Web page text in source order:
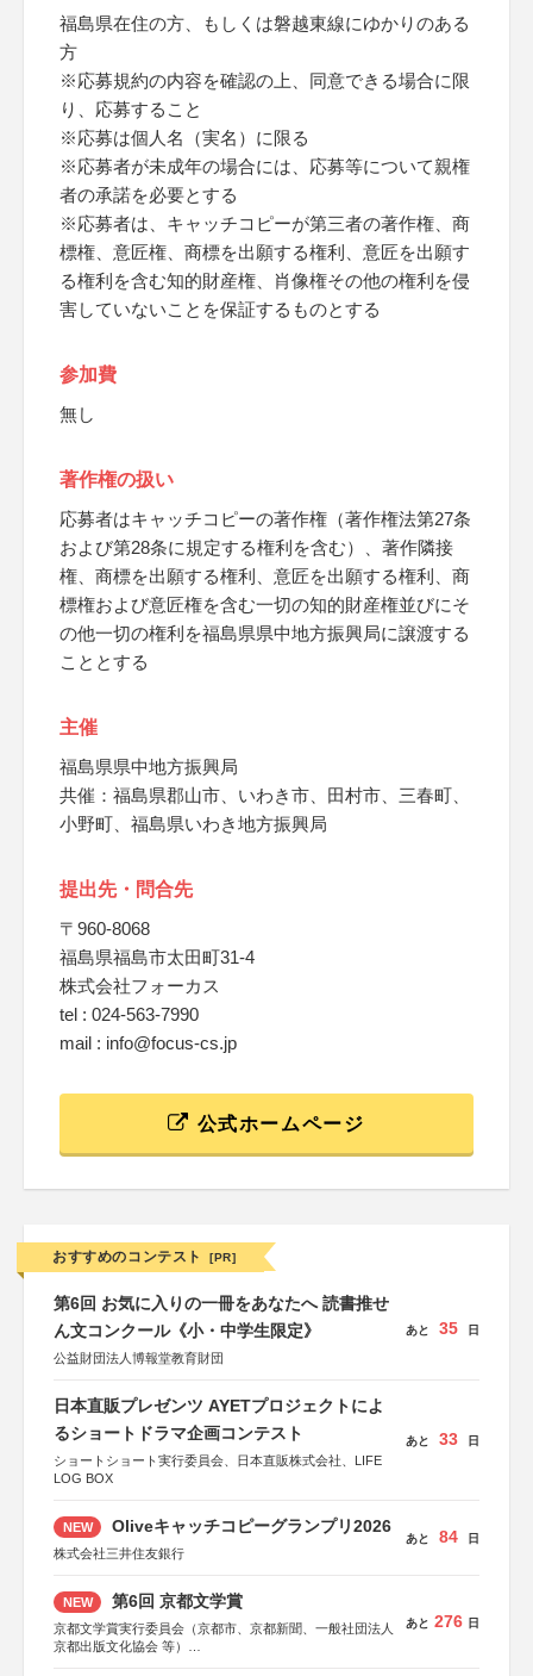
福島県在住の方、もしくは磐越東線にゆかりのある
方
※応募規約の内容を確認の上、同意できる場合に限
り、応募すること
※応募は個人名（実名）に限る
※応募者が未成年の場合には、応募等について親権
者の承諾を必要とする
※応募者は、キャッチコピーが第三者の著作権、商
標権、意匠権、商標を出願する権利、意匠を出願す
る権利を含む知的財産権、肖像権その他の権利を侵
害していないことを保証するものとする
参加費
無し
著作権の扱い
応募者はキャッチコピーの著作権（著作権法第27条
および第28条に規定する権利を含む）、著作隣接
権、商標を出願する権利、意匠を出願する権利、商
標権および意匠権を含む一切の知的財産権並びにそ
の他一切の権利を福島県県中地方振興局に譲渡する
こととする
主催
福島県県中地方振興局
共催：福島県郡山市、いわき市、田村市、三春町、
小野町、福島県いわき地方振興局
提出先・問合先
〒960-8068
福島県福島市太田町31-4
株式会社フォーカス
tel : 024-563-7990
mail : info@focus-cs.jp
公式ホームページ
おすすめのコンテスト [PR]
第6回 お気に入りの一冊をあなたへ 読書推せ
ん文コンクール《小・中学生限定》
公益財団法人博報堂教育財団
あと 35 日
日本直販プレゼンツ AYETプロジェクトによ
るショートドラマ企画コンテスト
ショートショート実行委員会、日本直販株式会社、LIFE
LOG BOX
あと 33 日
NEW Oliveキャッチコピーグランプリ2026
株式会社三井住友銀行
あと 84 日
NEW 第6回 京都文学賞
京都文学賞実行委員会（京都市、京都新聞、一般社団法人
京都出版文化協会 等）
あと 276 日